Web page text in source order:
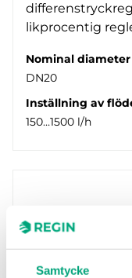
Samtycke
likprocentig
Nominal diameter
DN20
Inställning av
150…1500 l/h